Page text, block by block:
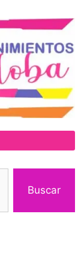
Buscar